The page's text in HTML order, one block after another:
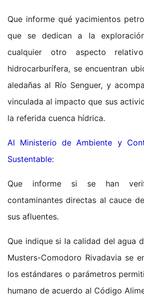
Que informe qué yacimientos
que se dedican a la
cualquier otro aspecto
hidrocarburífera, se encuentran
aledañas al Río Senguer, y
vinculada al impacto que sus
la referida cuenca hídrica.
Al Ministerio de Ambiente y
Sustentable:
Que informe si se han
contaminantes directas al cauce
sus afluentes.
Que indique si la calidad del agua
Musters-Comodoro Rivadavia se
los estándares o parámetros
humano de acuerdo al Código